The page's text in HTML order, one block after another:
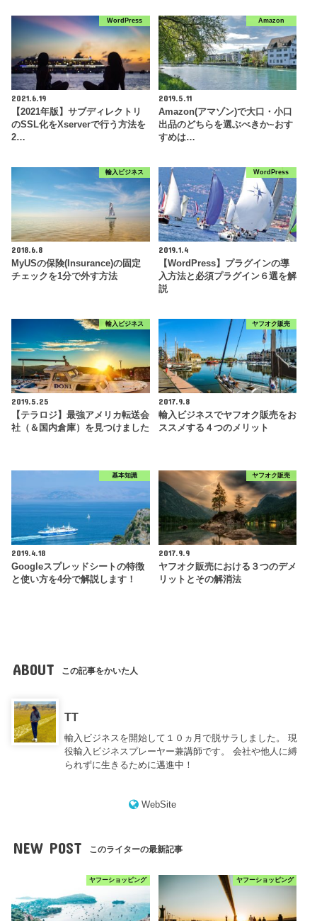
WordPress
2021.6.19
【2021年版】サブディレクトリ
のSSL化をXserverで行う方法を
2…
Amazon
2019.5.11
Amazon(アマゾン)で大口・小口
出品のどちらを選ぶべきか~おす
すめは…
輸入ビジネス
2018.6.8
MyUSの保険(Insurance)の固定
チェックを1分で外す方法
WordPress
2019.1.4
【WordPress】プラグインの導
入方法と必須プラグイン６選を解
説
輸入ビジネス
2019.5.25
【テラロジ】最強アメリカ転送会
社（＆国内倉庫）を見つけました
ヤフオク販売
2017.9.8
輸入ビジネスでヤフオク販売をお
ススメする４つのメリット
基本知識
2019.4.18
Googleスプレッドシートの特徴
と使い方を4分で解説します！
ヤフオク販売
2017.9.9
ヤフオク販売における３つのデメ
リットとその解消法
ABOUT この記事をかいた人
TT
輸入ビジネスを開始して１０ヵ月で脱サラしました。 現
役輸入ビジネスプレーヤー兼講師です。 会社や他人に縛
られずに生きるために邁進中！
WebSite
NEW POST このライターの最新記事
ヤフーショッピング ヤフーショッピング